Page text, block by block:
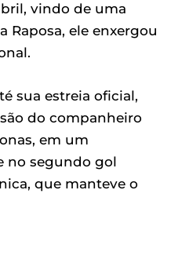
vindo de uma
Raposa, ele enxergou
sua estreia oficial,
do companheiro
em um
no segundo gol
que manteve o